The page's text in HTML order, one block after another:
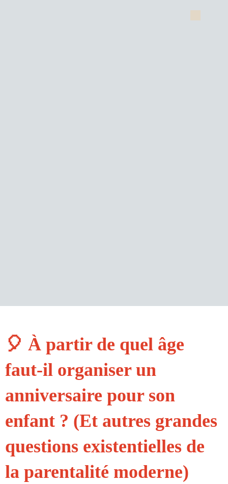
🎈 À partir de quel âge
faut-il organiser un
anniversaire pour son
enfant ? (Et autres grandes
questions existentielles de
la parentalité moderne)